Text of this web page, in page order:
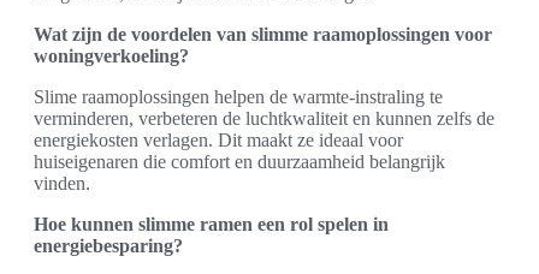
Wat zijn de voordelen van slimme raamoplossingen voor
woningverkoeling?
Slime raamoplossingen helpen de warmte-instraling te
verminderen, verbeteren de luchtkwaliteit en kunnen zelfs de
energiekosten verlagen. Dit maakt ze ideaal voor
huiseigenaren die comfort en duurzaamheid belangrijk
vinden.
Hoe kunnen slimme ramen een rol spelen in
energiebesparing?